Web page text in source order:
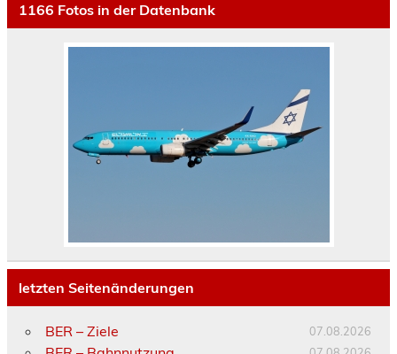
1166 Fotos in der Datenbank
letzten Seitenänderungen
BER – Ziele 07.08.2026